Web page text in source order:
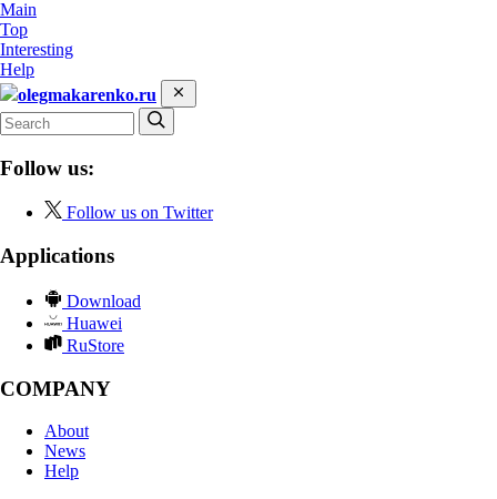
Main
Top
Interesting
Help
olegmakarenko.ru
Follow us:
Follow us on Twitter
Applications
Download
Huawei
RuStore
COMPANY
About
News
Help